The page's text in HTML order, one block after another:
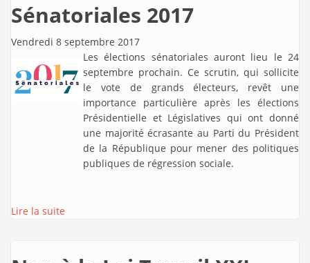
Sénatoriales 2017
Vendredi 8 septembre 2017
Les élections sénatoriales auront lieu le 24
septembre prochain. Ce scrutin, qui sollicite
le vote de grands électeurs, revêt une
importance particulière après les élections
Présidentielle et Législatives qui ont donné
une majorité écrasante au Parti du Président
de la République pour mener des politiques
publiques de régression sociale.
Lire la suite